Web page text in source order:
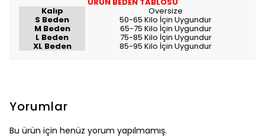
Kalıp Oversize
S Beden 50-65 Kilo İçin Uygundur
M Beden 65-75 Kilo İçin Uygundur
L Beden 75-85 Kilo İçin Uygundur
XL Beden 85-95 Kilo İçin Uygundur
Yorumlar
Bu ürün için henüz yorum yapılmamış.